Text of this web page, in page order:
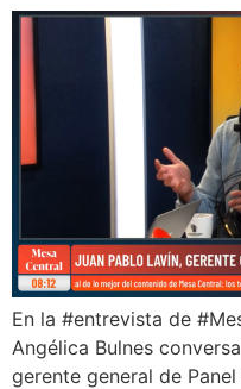
En la #entrevista de
Angélica Bulnes
gerente general de